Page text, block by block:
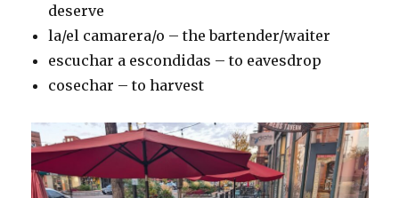
deserve
la/el camarera/o – the bartender/waiter
escuchar a escondidas – to eavesdrop
cosechar – to harvest